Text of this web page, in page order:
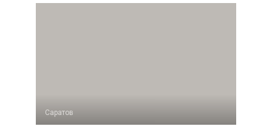
Саратов